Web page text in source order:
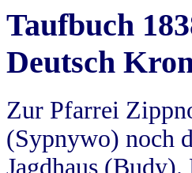
Taufbuch
Deutsch
Zur Pfarrei
(Sypnywo) noch
Jagdhaus